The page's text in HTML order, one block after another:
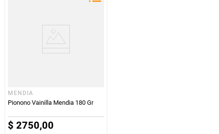
MENDIA
Pionono Vainilla Mendia 180 Gr
$ 2750,00